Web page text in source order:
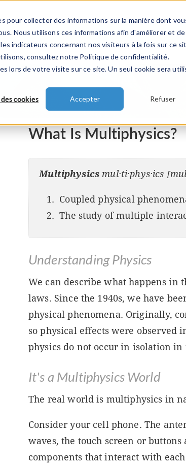
pour collecter des informations sur la manière dont
Nous utilisons ces informations afin d'améliorer et de
indicateurs concernant nos visiteurs à la fois sur ce
consultez notre Politique de confidentialité.
lors de votre visite sur ce site. Un seul cookie sera
cookies Accepter Refuser
INDUSTRIES VIDEOS
What Is Multiphysics?
Multiphysics mul·ti·phys·ics
Coupled physical
The study of multiple
Understanding Physics
We can describe what happens in
laws. Since the 1940s, we have
physical phenomena. Originally,
so physical effects were observed
physics do not occur in isolation
It's a Multiphysics World
The real world is multiphysics in
Consider your cell phone. The
waves, the touch screen or
components that interact with